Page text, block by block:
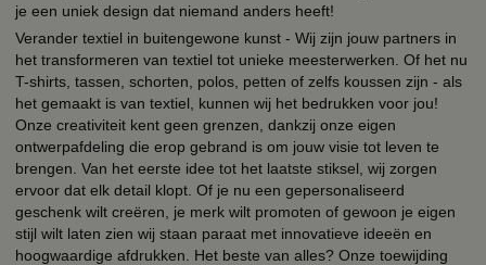
je een uniek design dat niemand anders heeft!
Verander textiel in buitengewone kunst - Wij zijn jouw partners in
het transformeren van textiel tot unieke meesterwerken. Of het nu
T-shirts, tassen, schorten, polos, petten of zelfs koussen zijn - als
het gemaakt is van textiel, kunnen wij het bedrukken voor jou!
Onze creativiteit kent geen grenzen, dankzij onze eigen
ontwerpafdeling die erop gebrand is om jouw visie tot leven te
brengen. Van het eerste idee tot het laatste stiksel, wij zorgen
ervoor dat elk detail klopt. Of je nu een gepersonaliseerd
geschenk wilt creëren, je merk wilt promoten of gewoon je eigen
stijl wilt laten zien wij staan paraat met innovatieve ideeën en
hoogwaardige afdrukken. Het beste van alles? Onze toewijding